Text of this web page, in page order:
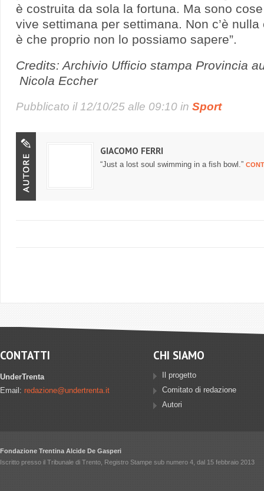
è costruita da sola la fortuna. Ma sono
vive settimana per settimana. Non c’è
è che proprio non lo possiamo sapere”.
Credits: Archivio Ufficio stampa Provincia
Nicola Eccher
Pubblicato il 12/10/25 alle 09:10 in Sport
GIACOMO FERRI
“Just a lost soul swimming in a fish bowl.”
CONTATTI
UnderTrenta
Email: redazione@undertrenta.it
CHI SIAMO
Il progetto
Comitato di redazione
Autori
Fondazione Trentina Alcide De Gasperi
Iscritto presso il Tribunale di Trento, Registro Stampe sub numero 4, dal 15 febbraio 2013